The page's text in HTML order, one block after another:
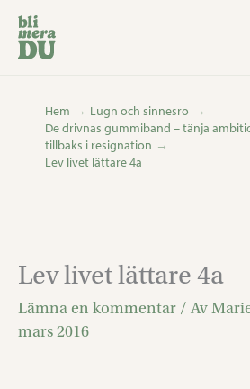
Hoppa
innehåll
Hem
Lugn och sinnesro
De drivnas gummiband – tänja
tillbaks i resignation
Lev livet lättare 4a
Lev livet lättare 4a
Lämna en kommentar / Av
mars 2016